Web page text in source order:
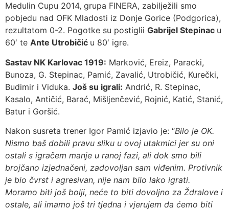
Medulin Cupu 2014, grupa FINERA, zabilježili smo
pobjedu nad OFK Mladosti iz Donje Gorice (Podgorica),
rezultatom 0-2. Pogotke su postiglii Gabrijel Stepinac u
60′ te Ante Utrobičić u 80′ igre.
Sastav NK Karlovac 1919: Marković, Ereiz, Paracki,
Bunoza, G. Stepinac, Pamić, Zavalić, Utrobičić, Kurečki,
Budimir i Viduka. Još su igrali: Andrić, R. Stepinac,
Kasalo, Antičić, Barać, Mišljenčević, Rojnić, Katić, Stanić,
Batur i Goršić.
Nakon susreta trener Igor Pamić izjavio je: “Bilo je OK.
Nismo baš dobili pravu sliku u ovoj utakmici jer su oni
ostali s igračem manje u ranoj fazi, ali dok smo bili
brojčano izjednačeni, zadovoljan sam viđenim. Protivnik
je bio čvrst i agresivan, nije nam bilo lako igrati.
Moramo biti još bolji, neće to biti dovoljno za Ždralove i
ostale, ali imamo još tri tjedna i vjerujem da ćemo biti